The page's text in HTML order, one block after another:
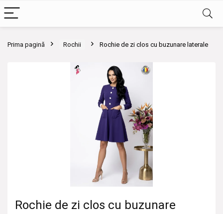
Prima pagină Rochii Rochie de zi clos cu buzunare laterale
Rochie de zi clos cu buzunare